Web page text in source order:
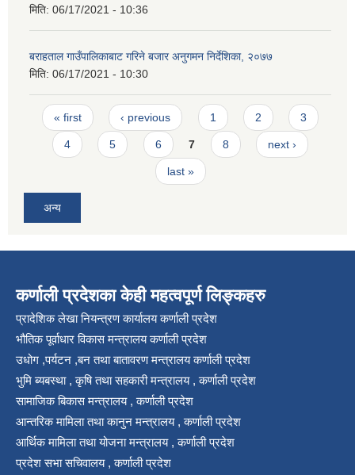
मिति: 06/17/2021 - 10:36
बराहताल गाउँपालिकाबाट गरिने बजार अनुगमन निर्देशिका, २०७७
मिति: 06/17/2021 - 10:30
Pages
« first ‹ previous 1 2 3
4 5 6 7 8 next ›
last »
अन्य
कर्णाली प्रदेशका केही महत्वपूर्ण लिङ्कहरु
प्रादेशिक लेखा नियन्त्रण कार्यालय कर्णाली प्रदेश
भौतिक पूर्वाधार विकास मन्त्रालय कर्णाली प्रदेश
उधोग ,पर्यटन ,बन तथा बातावरण मन्त्रालय कर्णाली प्रदेश
भुमि ब्यबस्था , कृषि तथा सहकारी मन्त्रालय , कर्णाली प्रदेश
सामाजिक बिकास मन्त्रालय , कर्णाली प्रदेश
आन्तरिक मामिला तथा कानुन मन्त्रालय , कर्णाली प्रदेश
आर्थिक मामिला तथा योजना मन्त्रालय , कर्णाली प्रदेश
प्रदेश सभा सचिवालय , कर्णाली प्रदेश